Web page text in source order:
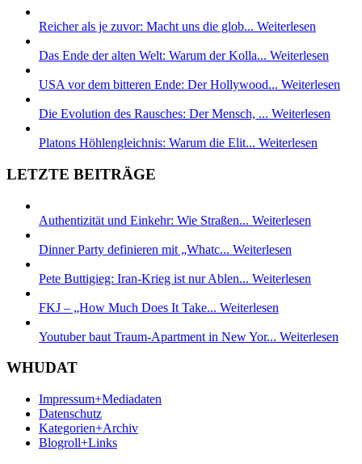
Reicher als je zuvor: Macht uns die glob... Weiterlesen
Das Ende der alten Welt: Warum der Kolla... Weiterlesen
USA vor dem bitteren Ende: Der Hollywood... Weiterlesen
Die Evolution des Rausches: Der Mensch, ... Weiterlesen
Platons Höhlengleichnis: Warum die Elit... Weiterlesen
LETZTE BEITRÄGE
Authentizität und Einkehr: Wie Straßen... Weiterlesen
Dinner Party definieren mit „Whatc... Weiterlesen
Pete Buttigieg: Iran-Krieg ist nur Ablen... Weiterlesen
FKJ – „How Much Does It Take... Weiterlesen
Youtuber baut Traum-Apartment in New Yor... Weiterlesen
WHUDAT
Impressum+Mediadaten
Datenschutz
Kategorien+Archiv
Blogroll+Links